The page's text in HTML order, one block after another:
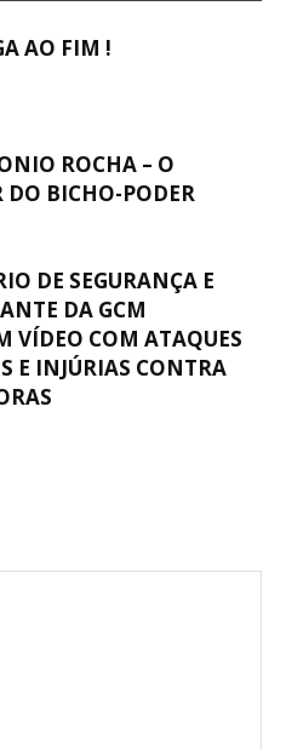
AO FIM !
ROCHA – O
DO BICHO-PODER
DE SEGURANÇA E
DA GCM
VÍDEO COM ATAQUES
E INJÚRIAS CONTRA